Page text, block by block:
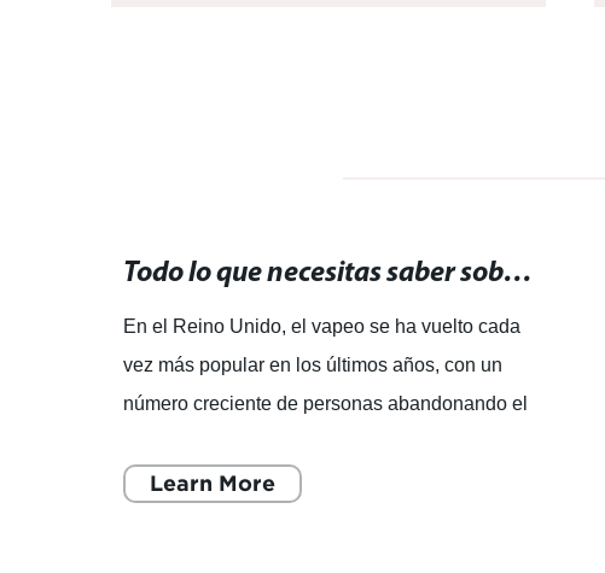
Todo lo que necesitas saber sobre vapear en el Reino Unido: guía completa
En el Reino Unido, el vapeo se ha vuelto cada
vez más popular en los últimos años, con un
número creciente de personas abandonando el
electrónicos. C
Learn More